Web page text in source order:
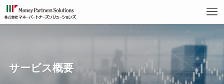
サービス概要